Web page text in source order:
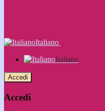
Italiano
Italiano
Accedi
Accedi